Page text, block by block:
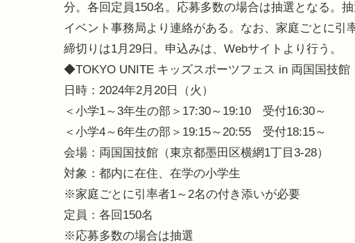
分。各回定員150名。応募多数の場合は抽選となる。
イベント事務局より連絡がある。なお、家庭ごとに引
締切りは1月29日。申込みは、Webサイトより行う。
◆TOKYO UNITE キッズスポーツフェス in 両国国技館
日時：2024年2月20日（火）
＜小学1～3年生の部＞17:30～19:10 受付16:30～
＜小学4～6年生の部＞19:15～20:55 受付18:15～
会場：両国国技館（東京都墨田区横網1丁目3-28）
対象：都内に在住、在学の小学生
※家庭ごとに引率者1～2名の付き添いが必要
定員：各回150名
※応募多数の場合は抽選